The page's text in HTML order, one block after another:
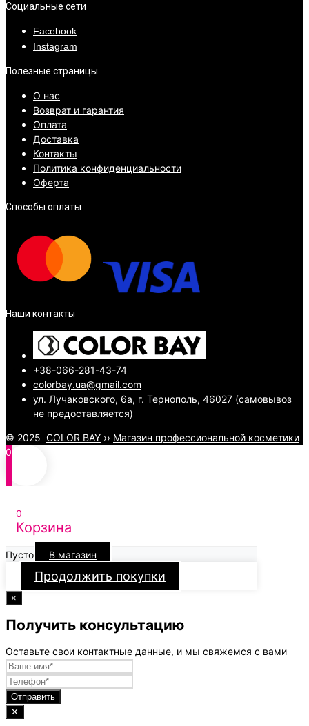
Социальные сети
Facebook
Instagram
Полезные страницы
О нас
Возврат и гарантия
Оплата
Доставка
Контакты
Политика конфиденциальности
Оферта
Способы оплаты
Наши контакты
+38-066-281-43-74
colorbay.ua@gmail.com
ул. Лучаковского, 6а, г. Тернополь, 46027 (самовывоз
не предоставляется)
© 2025 COLOR BAY ›› Магазин профессиональной косметики
0
0
Корзина
Пусто В магазин
Продолжить покупки
×
Получить консультацию
Оставьте свои контактные данные, и мы свяжемся с вами
Отправить
✕